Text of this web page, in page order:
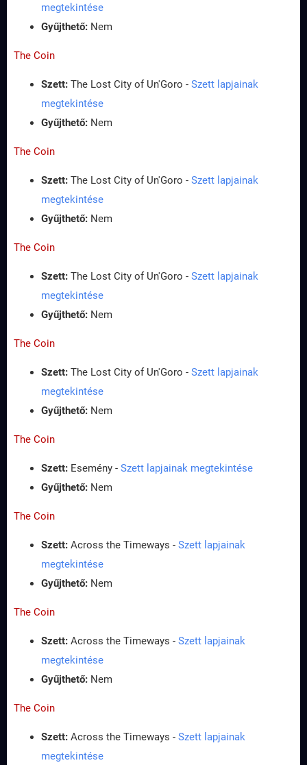
megtekintése
Gyűjthető: Nem
The Coin
Szett: The Lost City of Un'Goro - Szett lapjainak
megtekintése
Gyűjthető: Nem
The Coin
Szett: The Lost City of Un'Goro - Szett lapjainak
megtekintése
Gyűjthető: Nem
The Coin
Szett: The Lost City of Un'Goro - Szett lapjainak
megtekintése
Gyűjthető: Nem
The Coin
Szett: The Lost City of Un'Goro - Szett lapjainak
megtekintése
Gyűjthető: Nem
The Coin
Szett: Esemény - Szett lapjainak megtekintése
Gyűjthető: Nem
The Coin
Szett: Across the Timeways - Szett lapjainak
megtekintése
Gyűjthető: Nem
The Coin
Szett: Across the Timeways - Szett lapjainak
megtekintése
Gyűjthető: Nem
The Coin
Szett: Across the Timeways - Szett lapjainak
megtekintése